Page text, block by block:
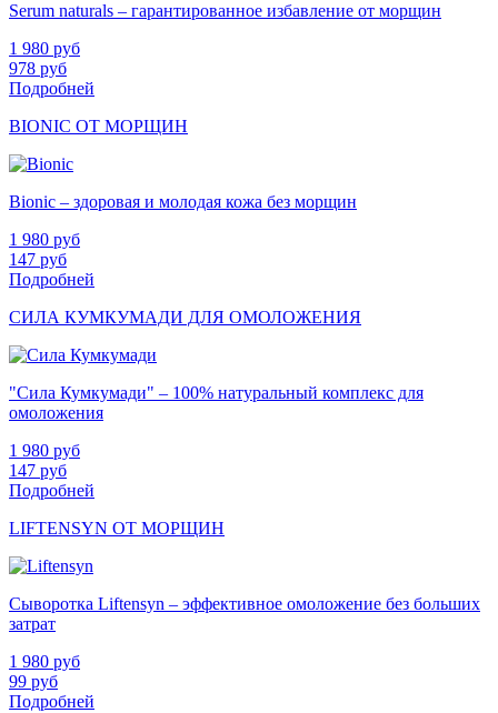
Serum naturals – гарантированное избавление от морщин
1 980 руб
978 руб
Подробней
BIONIC ОТ МОРЩИН
Bionic – здоровая и молодая кожа без морщин
1 980 руб
147 руб
Подробней
СИЛА КУМКУМАДИ ДЛЯ ОМОЛОЖЕНИЯ
"Сила Кумкумади" – 100% натуральный комплекс для
омоложения
1 980 руб
147 руб
Подробней
LIFTENSYN ОТ МОРЩИН
Сыворотка Liftensyn – эффективное омоложение без больших
затрат
1 980 руб
99 руб
Подробней